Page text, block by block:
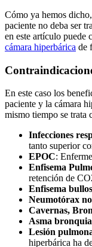
Cómo ya hemos
paciente no deba ser
en este artículo puede
cámara hiperbárica de
En este caso los
paciente y la cámara
mismo tiempo se trata
Infecciones
tanto superior
EPOC:
Enfisema
retención de
Enfisema
Neumotórax
Cavernas,
Asma
Lesión
hiperbárica ha